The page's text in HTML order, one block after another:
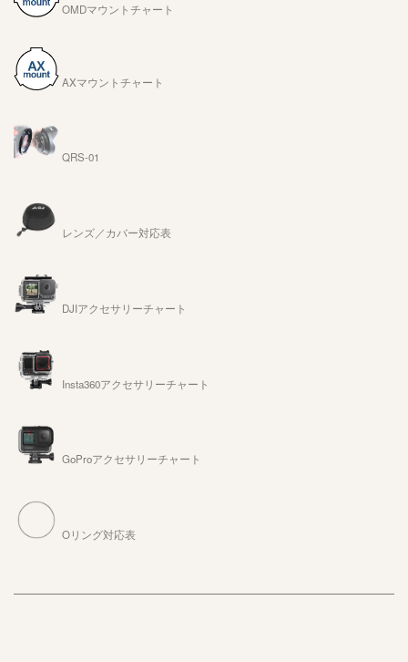
OMDマウントチャート
AXマウントチャート
QRS-01
レンズ／カバー対応表
DJIアクセサリーチャート
Insta360アクセサリーチャート
GoProアクセサリーチャート
Oリング対応表